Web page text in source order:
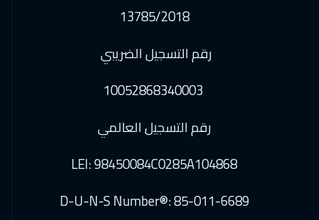
13785/2018
رقم التسجيل الضريبي
10052868340003
رقم التسجيل العالمي
LEI: 98450084C0285A104868
D-U-N-S Number®: 85-011-6689